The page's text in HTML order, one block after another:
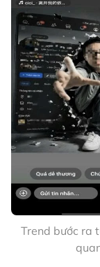
Trend bước ra